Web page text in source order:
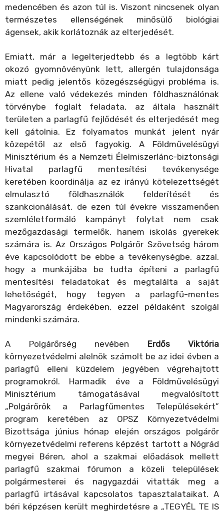
medencében és azon túl is. Viszont nincsenek olyan
természetes ellenségének minősülő biológiai
ágensek, akik korlátoznák az elterjedését.
Emiatt, már a legelterjedtebb és a legtöbb kárt
okozó gyomnövényünk lett, allergén tulajdonsága
miatt pedig jelentős közegészségügyi probléma is.
Az ellene való védekezés minden földhasználónak
törvénybe foglalt feladata, az általa használt
területen a parlagfű fejlődését és elterjedését meg
kell gátolnia. Ez folyamatos munkát jelent nyár
közepétől az első fagyokig. A Földművelésügyi
Minisztérium és a Nemzeti Élelmiszerlánc-biztonsági
Hivatal parlagfű mentesítési tevékenysége
keretében koordinálja az ez irányú kötelezettségét
elmulasztó földhasználók felderítését és
szankcionálását, de ezen túl évekre visszamenően
szemléletformáló kampányt folytat nem csak
mezőgazdasági termelők, hanem iskolás gyerekek
számára is. Az Országos Polgárőr Szövetség három
éve kapcsolódott be ebbe a tevékenységbe, azzal,
hogy a munkájába be tudta építeni a parlagfű
mentesítési feladatokat és megtalálta a saját
lehetőségét, hogy tegyen a parlagfű-mentes
Magyarország érdekében, ezzel példaként szolgál
mindenki számára.
A Polgárőrség nevében Erdős Viktória
környezetvédelmi alelnök számolt be az idei évben a
parlagfű elleni küzdelem jegyében végrehajtott
programokról. Harmadik éve a Földművelésügyi
Minisztérium támogatásával megvalósított
„Polgárőrök a Parlagfűmentes Településekért”
program keretében az OPSZ Környezetvédelmi
Bizottsága június hónap elején országos polgárőr
környezetvédelmi referens képzést tartott a Nógrád
megyei Béren, ahol a szakmai előadások mellett
parlagfű szakmai fórumon a közeli települések
polgármesterei és nagygazdái vitatták meg a
parlagfű irtásával kapcsolatos tapasztalataikat. A
béri képzésen került meghirdetésre a „TEGYÉL TE IS